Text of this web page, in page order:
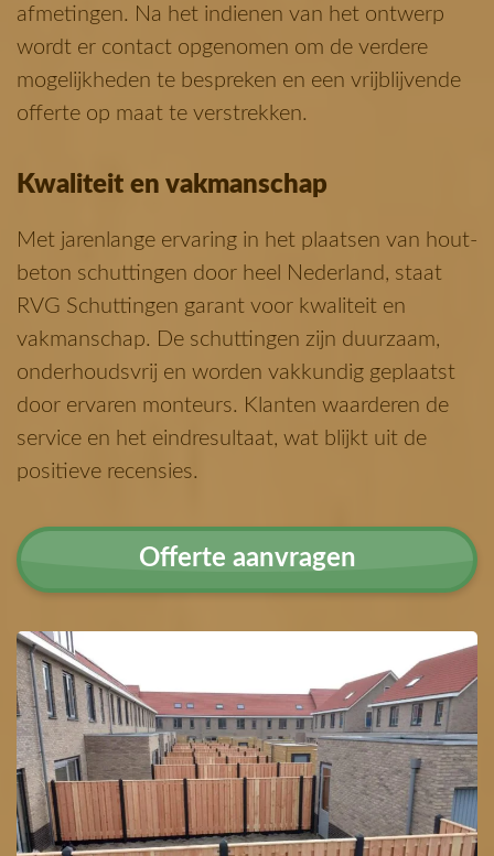
afmetingen. Na het indienen van het ontwerp
wordt er contact opgenomen om de verdere
mogelijkheden te bespreken en een vrijblijvende
offerte op maat te verstrekken.
Kwaliteit en vakmanschap
Met jarenlange ervaring in het plaatsen van hout-
beton schuttingen door heel Nederland, staat
RVG Schuttingen garant voor kwaliteit en
vakmanschap. De schuttingen zijn duurzaam,
onderhoudsvrij en worden vakkundig geplaatst
door ervaren monteurs. Klanten waarderen de
service en het eindresultaat, wat blijkt uit de
positieve recensies.
Offerte aanvragen